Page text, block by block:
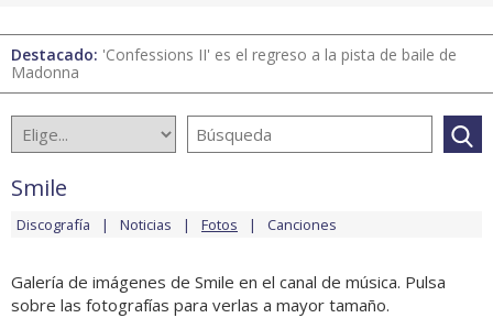
Destacado: 'Confessions II' es el regreso a la pista de baile de
Madonna
Smile
Discografía Noticias Fotos Canciones
Galería de imágenes de Smile en el canal de música. Pulsa
sobre las fotografías para verlas a mayor tamaño.